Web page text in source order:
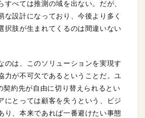
すべては推測の域を出ない。だが、
な設計になっており、今後より多く
択肢が生まれてくるのは間違いない
のは、このソリューションを実現す
力が不可欠であるということだ。ユ
契約先が自由に切り替えられるとい
にとっては顧客を失うという、ビジ
り、本来であれば一番避けたい事態